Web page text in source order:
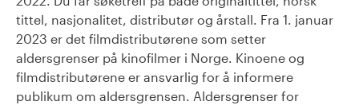
tittel, nasjonalitet, distributør og årstall. Fra 1. januar
2023 er det filmdistributørene som setter
aldersgrenser på kinofilmer i Norge. Kinoene og
filmdistributørene er ansvarlig for å informere
publikum om aldersgrensen. Aldersgrenser for